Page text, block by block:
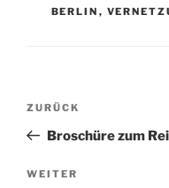
BERLIN ,
Vorheriger
Beitrag
ZURÜCK
Broschüre zum
Nächster
WEITER